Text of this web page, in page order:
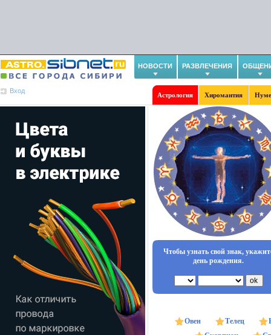
НОВОСТИ РАЗВЛЕЧЕНИЯ
Вход
Астрология Хиромантия
Чтобы узнать свой знак,
день рождения.
Овен Телец